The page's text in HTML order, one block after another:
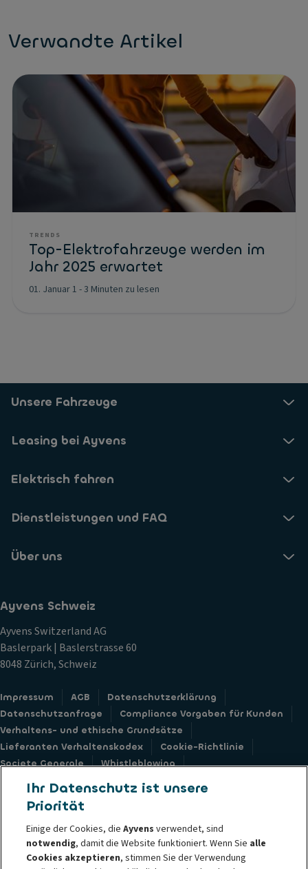
Verwandte Artikel
TRENDS
Top-Elektrofahrzeuge werden im
Jahr 2025 erwartet
01. Januar 1 -3 Minuten zu lesen
Unsere Fahrzeuge
Leasing bei Ayvens
Elektrisch fahren
Dienstleistungen und FAQ
Über uns
Ayvens Schweiz
Ayvens Switzerland AG
Baslerpark | Baslerstrasse 60
8048 Zürich, Schweiz
Impressum AGB
Datenschutzerklärung
Datenschutzanfrage
Compliance Vorgaben für Kunden
Verhaltens- und ethische Grundsätze
Lieferanten Verhaltenskodex
Cookie-Richtlinie
Societe Generale
Whistleblowing
© 2026 Ayvens ist ein führender globaler Anbieter nachhaltiger Mobilität
Ihr Datenschutz ist unsere
Priorität
Einige der Cookies, dieAyvens verwendet, sind
notwendig, damit die Website funktioniert. Wenn Sie alle
Cookies akzeptieren, stimmen Sie der Verwendung